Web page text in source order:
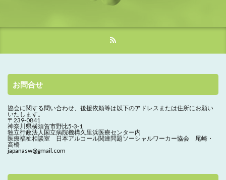
お問合せ
協会に関する問い合わせ、 後援依頼等は以下のアドレスまたは住所にお願い
いたします。
〒239-0841
神奈川県横須賀市野比5-3-1
独立行政法人国立病院機構久里浜医療センター内
医療福祉相談室 日本アルコール関連問題ソーシャルワーカー協会 尾崎・
高橋
japanasw@gmail.com